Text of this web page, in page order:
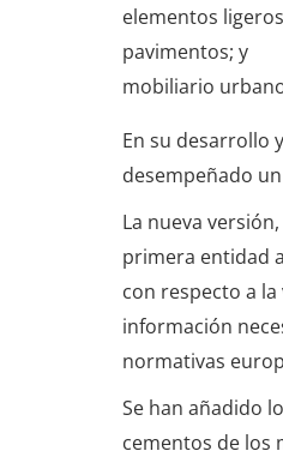
elementos
pavimentos; y
mobiliario
En su desarrollo
desempeñado
La nueva
primera entidad
con respecto a
información
normativas
Se han añadido
cementos de los